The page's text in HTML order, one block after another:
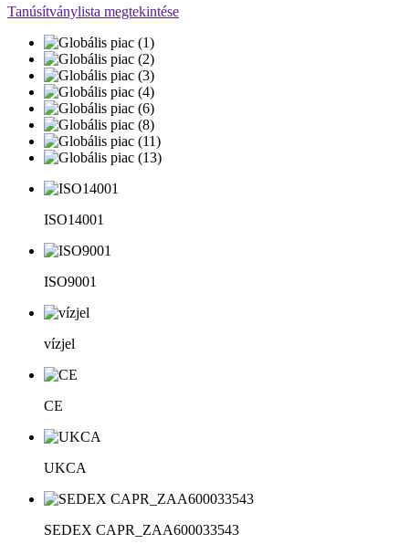
Tanúsítványlista megtekintése
ISO14001
ISO9001
vízjel
CE
UKCA
SEDEX CAPR_ZAA600033543